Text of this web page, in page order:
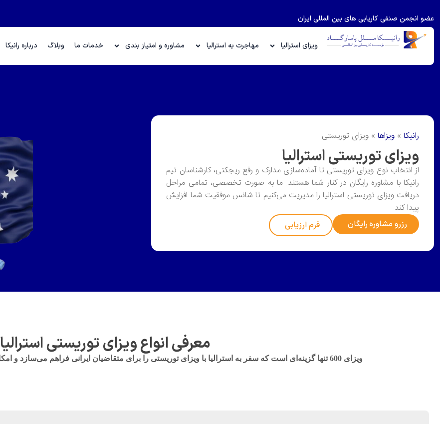
عضو انجمن صنفی کاریابی های بین المللی ایران
ویزای استرالیا مهاجرت به استرالیا مشاوره و امتیاز بندی خدمات ما وبلاگ درباره رانیکا
رانیکا » ویزاها » ویزای توریستی
ویزای توریستی استرالیا
از انتخاب نوع ویزای توریستی تا آماده‌سازی مدارک و رفع ریجکتی، کارشناسان تیم
رانیکا با مشاوره رایگان در کنار شما هستند. ما به صورت تخصصی، تمامی مراحل
دریافت ویزای توریستی استرالیا را مدیریت می‌کنیم تا شانس موفقیت شما افزایش
پیدا کند.
رزرو مشاوره رایگان فرم ارزیابی
معرفی انواع ویزای توریستی استرالیا
ویزای 600 تنها گزینه‌ای است که سفر به استرالیا با ویزای توریستی را برای متقاضیان ایرانی فراهم می‌سازد و امکان سفر توریستی یا دیدار خانواده را ارائه می‌کند.